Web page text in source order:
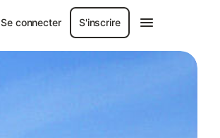
Se connecter S'inscrire